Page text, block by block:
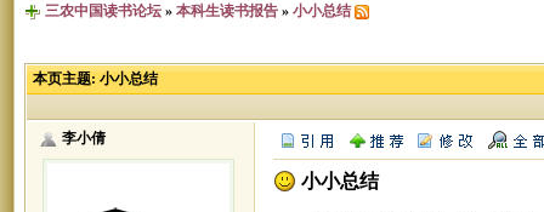
三农中国读书论坛 » 本科生读书报告 » 小小总结
本页主题: 小小总结
李小倩
小小总结